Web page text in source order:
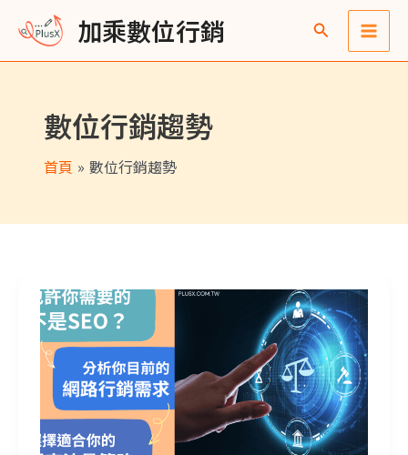
主
加乘數位行銷
Main
數位行銷趨勢
首頁 數位行銷趨勢
你的企業『現階段』急需要 SEO 嗎？先釐清真實需求，選擇最佳行銷策略
彙